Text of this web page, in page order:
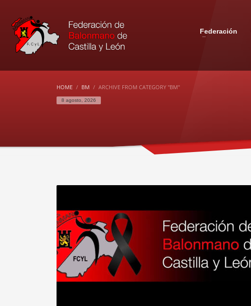
Federación
HOME BM ARCHIVE FROM CATEGORY "BM"
8 agosto, 2026